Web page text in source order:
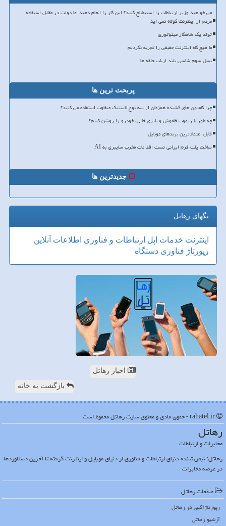
می خواهید وزیر ارتباطات را استیضاح کنید؟ این کار را انجام دهید اما دولت در مقابل استفاده
مردم از اینترنت کوتاه نمی آید
تولد یک شاهکار مینیاتوری
ما هیچ گاه اینترنت حقیقی را تجربه نکردیم
نسل سوم شاسی بلند ارباب حلقه ها
پربحث ترین ها
چرا کامیون های کشنده همزمان از سه نوع لاستیک متفاوت استفاده می کنند؟
چه طور با ریموت خاموش و باتری خالی، خودرو را روشن کنیم؟
قابل اعتمادترین برندهای موبایل
ساخت پلت فرم ایرانی تست اقدامات مخرب سایبری به AI
جدیدترین ها
تگهای رهاتل
اینترنت خدمات اپل ارتباطات و فناوری اطلاعات آنلاین
رپورتاژ فناوری دستگاه
اخبار رهاتل
بازگشت به خانه
رهاتل
مخابرات و ارتباطات
رهاتل: نبض تپنده دنیای ارتباطات و فناوری از دنیای موبایل و اینترنت گرفته تا آخرین دستاوردها
در عرصه مخابرات
صفحات رهاتل
رپورتاژآگهی در رهاتل
آرشیو رهاتل